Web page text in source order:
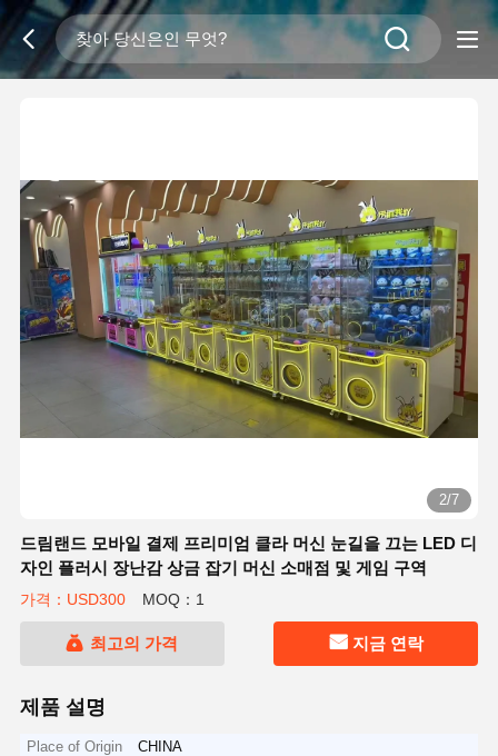
2/7
드림랜드 모바일 결제 프리미엄 클라 머신 눈길을 끄는 LED 디
자인 플러시 장난감 상금 잡기 머신 소매점 및 게임 구역
가격：USD300 MOQ：1
최고의 가격 지금 연락
제품 설명
Place of Origin
CHINA